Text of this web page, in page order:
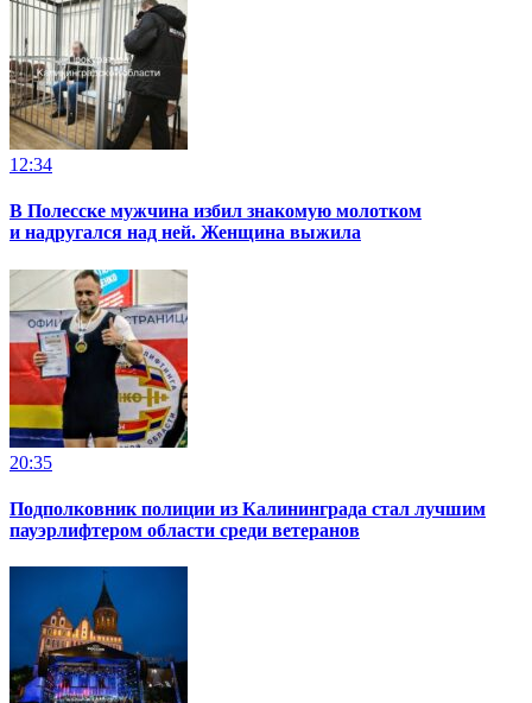
12:34
В Полесске мужчина избил знакомую молотком
и надругался над ней. Женщина выжила
20:35
Подполковник полиции из Калининграда стал лучшим
пауэрлифтером области среди ветеранов